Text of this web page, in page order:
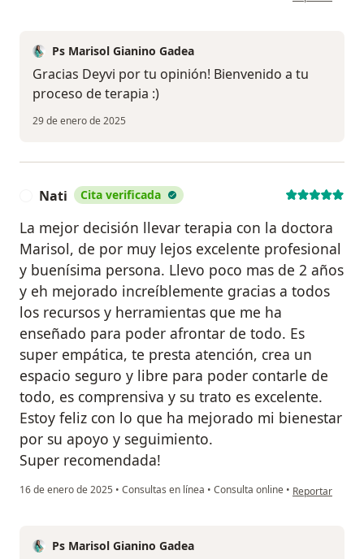
Ps Marisol Gianino Gadea
Gracias Deyvi por tu opinión! Bienvenido a tu
proceso de terapia :)
29 de enero de 2025
Nati Cita verificada
La mejor decisión llevar terapia con la doctora
Marisol, de por muy lejos excelente profesional
y buenísima persona. Llevo poco mas de 2 años
y eh mejorado increíblemente gracias a todos
los recursos y herramientas que me ha
enseñado para poder afrontar de todo. Es
super empática, te presta atención, crea un
espacio seguro y libre para poder contarle de
todo, es comprensiva y su trato es excelente.
Estoy feliz con lo que ha mejorado mi bienestar
por su apoyo y seguimiento.
Super recomendada!
16 de enero de 2025 • Consultas en línea • Consulta online • en opinión del
Reportar
Ps Marisol Gianino Gadea